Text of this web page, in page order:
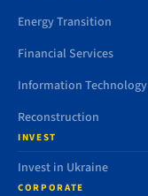
Energy Transition
Financial Services
Information Technology
Reconstruction
INVEST
Invest in Ukraine
CORPORATE